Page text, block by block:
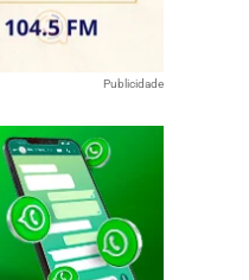
Publicidade